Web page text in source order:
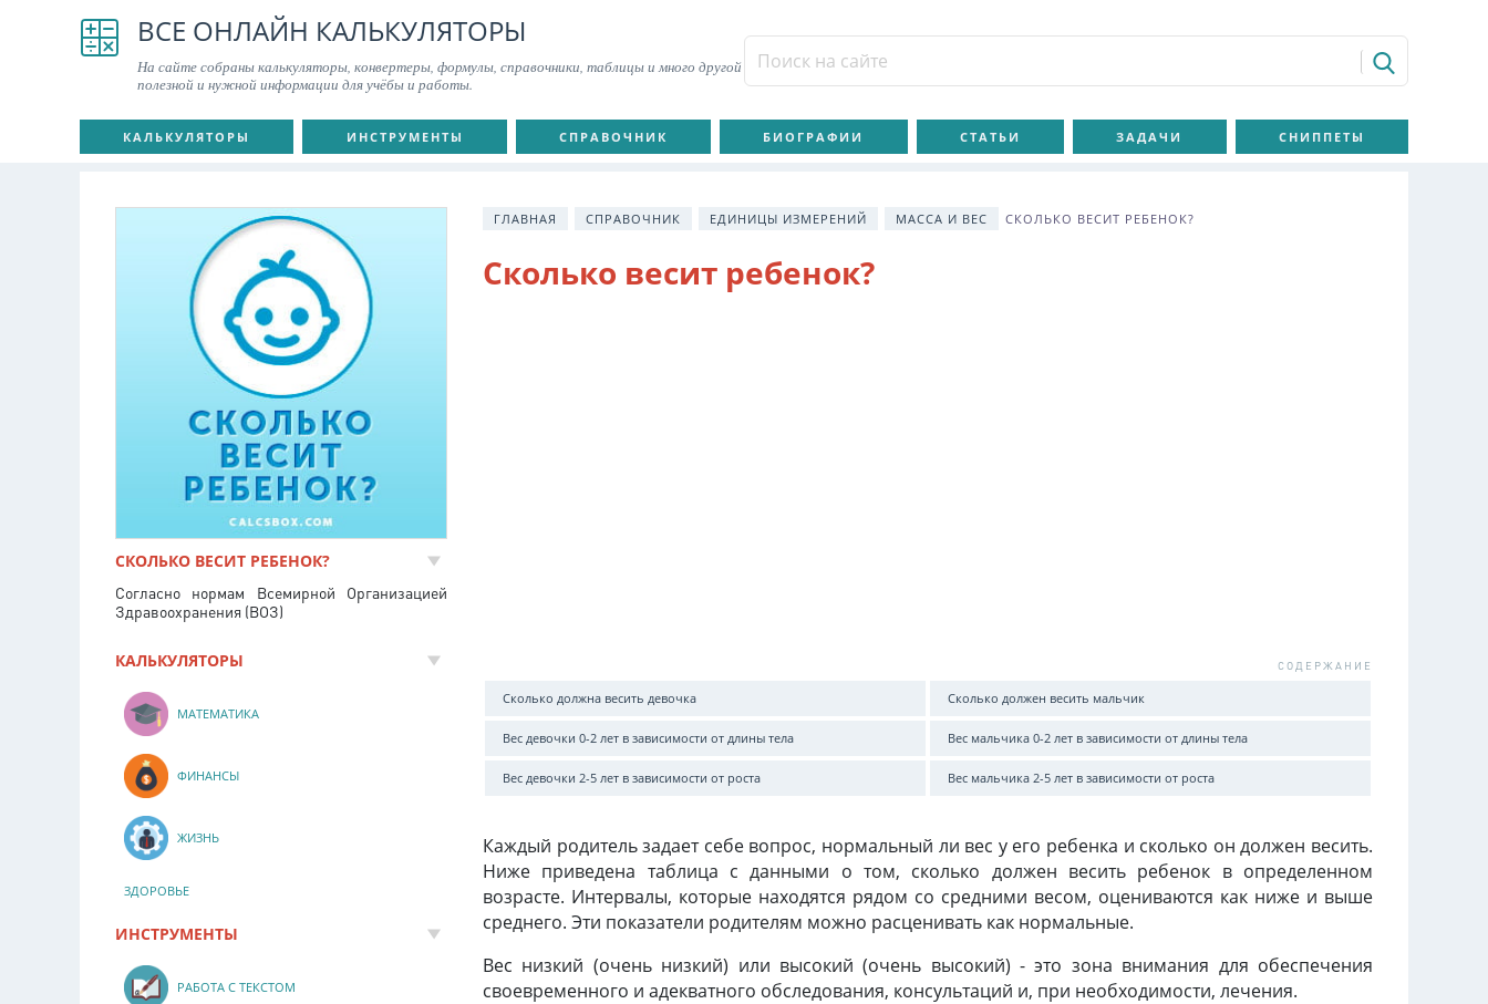
ВСЕ ОНЛАЙН КАЛЬКУЛЯТОРЫ
На сайте собраны калькуляторы, конвертеры, формулы, справочники, таблицы и много другой
полезной и нужной информации для учёбы и работы.
КАЛЬКУЛЯТОРЫ ИНСТРУМЕНТЫ СПРАВОЧНИК БИОГРАФИИ СТАТЬИ ЗАДАЧИ СНИППЕТЫ
ГЛАВНАЯ СПРАВОЧНИК ЕДИНИЦЫ ИЗМЕРЕНИЙ МАССА И ВЕС СКОЛЬКО ВЕСИТ РЕБЕНОК?
Сколько весит ребенок?
Сколько должна весить девочка Сколько должен весить мальчик
Вес девочки 0-2 лет в зависимости от длины тела Вес мальчика 0-2 лет в зависимости от длины тела
Вес девочки 2-5 лет в зависимости от роста Вес мальчика 2-5 лет в зависимости от роста
Каждый родитель задает себе вопрос, нормальный ли вес у его ребенка и сколько он должен весить.
Ниже приведена таблица с данными о том, сколько должен весить ребенок в определенном
возрасте. Интервалы, которые находятся рядом со средними весом, оцениваются как ниже и выше
среднего. Эти показатели родителям можно расценивать как нормальные.
Вес низкий (очень низкий) или высокий (очень высокий) - это зона внимания для обеспечения
своевременного и адекватного обследования, консультаций и, при необходимости, лечения.
СКОЛЬКО ВЕСИТ РЕБЕНОК?
Согласно нормам Всемирной Организацией
Здравоохранения (ВОЗ)
КАЛЬКУЛЯТОРЫ
МАТЕМАТИКА
ФИНАНСЫ
ЖИЗНЬ
ЗДОРОВЬЕ
ИНСТРУМЕНТЫ
РАБОТА С ТЕКСТОМ